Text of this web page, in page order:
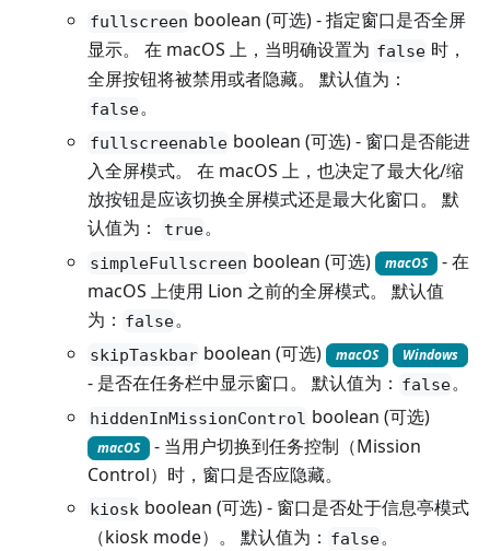
fullscreen boolean (可选) - 指定窗口是否全屏
显示。 在 macOS 上，当明确设置为 false 时，
全屏按钮将被禁用或者隐藏。 默认值为：
false。
fullscreenable boolean (可选) - 窗口是否能进
入全屏模式。 在 macOS 上，也决定了最大化/缩
放按钮是应该切换全屏模式还是最大化窗口。 默
认值为：
true。
simpleFullscreen boolean (可选) macOS
- 在
macOS 上使用 Lion 之前的全屏模式。 默认值
为： false。
skipTaskbar boolean (可选) macOS Windows
- 是否在任务栏中显示窗口。 默认值为： false。
hiddenInMissionControl boolean (可选)
macOS
- 当用户切换到任务控制（Mission
Control）时，窗口是否应隐藏。
kiosk boolean (可选) - 窗口是否处于信息亭模式
（kiosk mode）。 默认值为： false。